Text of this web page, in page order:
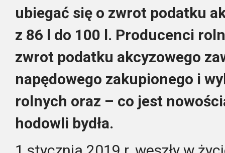
ubiegać się o zwrot podatku
z 86 l do 100 l. Producenci
zwrot podatku akcyzowego
napędowego zakupionego i
rolnych oraz – co jest
hodowli bydła.